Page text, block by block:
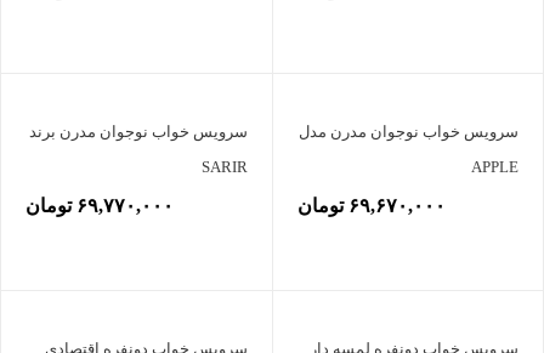
سرویس خواب نوجوان مدرن مدل
APPLE
۶۹,۶۷۰,۰۰۰ تومان
سرویس خواب نوجوان مدرن برند
SARIR
۶۹,۷۷۰,۰۰۰ تومان
سرویس خواب دونفره لمسه دار
سرویس خواب دونفره اقتصادی